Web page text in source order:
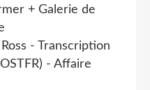
+ Galerie de
- Transcription
- Affaire